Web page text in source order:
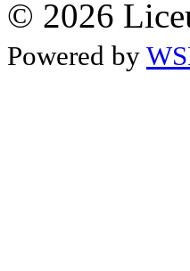
© 2026
Powered by